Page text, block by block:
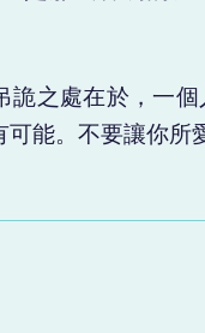
詭之處在於，一
能。不要讓你所